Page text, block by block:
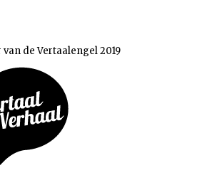
de Vertaalengel 2019